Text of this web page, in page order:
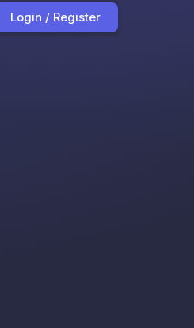
Login / Register